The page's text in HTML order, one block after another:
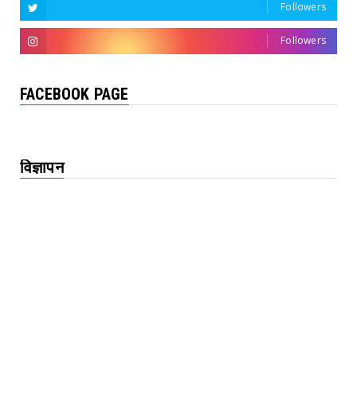
Followers
Followers
FACEBOOK PAGE
विज्ञापन